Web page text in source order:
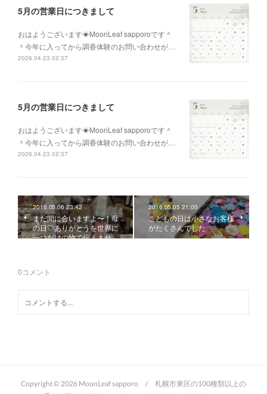
5月の営業日につきまして
おはようございます☀MoonLeaf sapporoです＾
＾今年に入ってから調香体験のお問い合わせが…
2026.04.23 02:37
5月の営業日につきまして
おはようございます☀MoonLeaf sapporoです＾
＾今年に入ってから調香体験のお問い合わせが…
2026.04.23 02:37
2016.05.06 23:42
まだ間に合いますよ〜！母
の日♡ありがとうを世界に
一つだけの物で伝えませ…
2016.05.05 21:00
こどもの日は小さなお客様
がたくさんでした
0コメント
Copyright © 2026 MoonLeaf sapporo / 札幌市東区の100種類以上の